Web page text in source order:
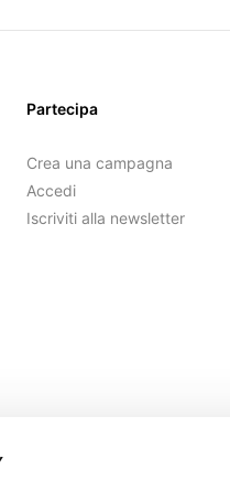
Partecipa
Crea una campagna
Accedi
Iscriviti alla newsletter